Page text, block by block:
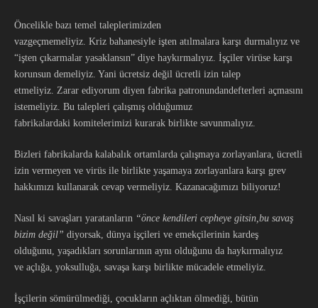
Öncelikle bazı temel taleplerimizden
vazgeçmemeliyiz. Kriz bahanesiyle işten atılmalara karşı durmalıyız ve
“işten çıkarmalar yasaklansın” diye haykırmalıyız. İşçiler virüse karşı
korunsun demeliyiz. Yani ücretsiz değil ücretli izin talep
etmeliyiz. Zarar ediyorum diyen fabrika patronundandefterleri açmasını
istemeliyiz. Bu talepleri çalışmış olduğumuz
fabrikalardaki komitelerimizi kurarak birlikte savunmalıyız.
Bizleri fabrikalarda kalabalık ortamlarda çalışmaya zorlayanlara, ücretli
izin vermeyen ve virüs ile birlikte yaşamaya zorlayanlara karşı grev
hakkımızı kullanarak cevap vermeliyiz. Kazanacağımızı biliyoruz!
Nasıl ki savaşları yaratanların “önce kendileri cepheye gitsin bu savaş
bizim değil” diyorsak, dünya işçileri ve emekçilerinin kardeş
olduğunu, yaşadıkları sorunlarının aynı olduğunu da haykırmalıyız
ve açlığa, yoksulluğa, savaşa karşı birlikte mücadele etmeliyiz.
İşçilerin sömürülmediği, çocukların açlıktan ölmediği, bütün